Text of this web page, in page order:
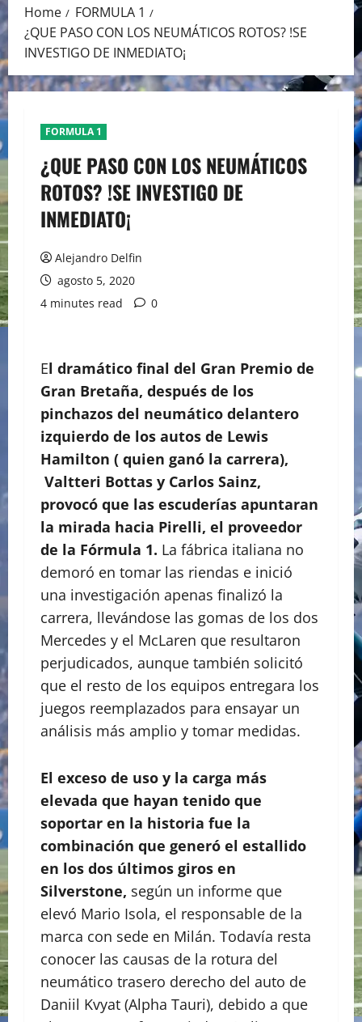
Home
FORMULA 1
¿QUE PASO CON LOS NEUMÁTICOS ROTOS? !SE
INVESTIGO DE INMEDIATO¡
FORMULA 1
¿QUE PASO CON LOS NEUMÁTICOS
ROTOS? !SE INVESTIGO DE
INMEDIATO¡
Alejandro Delfin
agosto 5, 2020
4 minutes read
0
El dramático final del Gran Premio de
Gran Bretaña, después de los
pinchazos del neumático delantero
izquierdo de los autos de Lewis
Hamilton ( quien ganó la carrera),
Valtteri Bottas y Carlos Sainz,
provocó que las escuderías apuntaran
la mirada hacia Pirelli, el proveedor
de la Fórmula 1. La fábrica italiana no
demoró en tomar las riendas e inició
una investigación apenas finalizó la
carrera, llevándose las gomas de los dos
Mercedes y el McLaren que resultaron
perjudicados, aunque también solicitó
que el resto de los equipos entregara los
juegos reemplazados para ensayar un
análisis más amplio y tomar medidas.
El exceso de uso y la carga más
elevada que hayan tenido que
soportar en la historia fue la
combinación que generó el estallido
en los dos últimos giros en
Silverstone, según un informe que
elevó Mario Isola, el responsable de la
marca con sede en Milán. Todavía resta
conocer las causas de la rotura del
neumático trasero derecho del auto de
Daniil Kvyat (Alpha Tauri), debido a que